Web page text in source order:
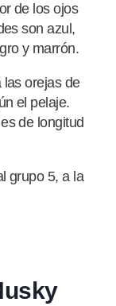
de los ojos
son azul,
y marrón.
las orejas de
el pelaje.
de longitud
grupo 5, a la